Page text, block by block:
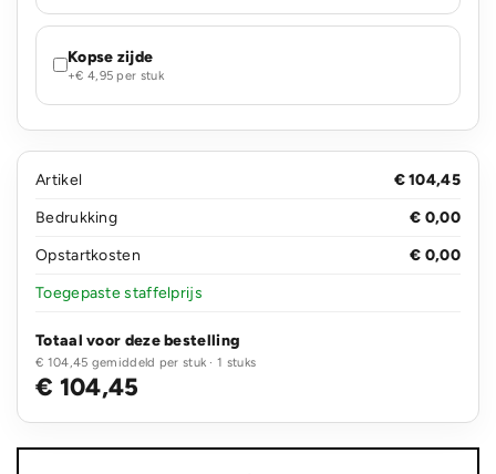
Kopse zijde
+€ 4,95 per stuk
Artikel
€ 104,45
Bedrukking
€ 0,00
Opstartkosten
€ 0,00
Toegepaste staffelprijs
Totaal voor deze bestelling
€ 104,45 gemiddeld per stuk · 1 stuks
€ 104,45